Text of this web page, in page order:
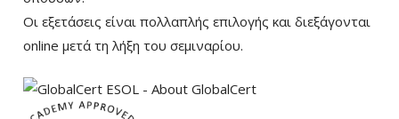
Οι εξετάσεις είναι πολλαπλής επιλογής και διεξάγονται
online μετά τη λήξη του σεμιναρίου.